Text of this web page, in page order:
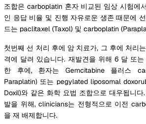
조합은 carboplatin 혼자 비교된 임상 시험에
인 응답 비율 및 진행 자유로운 생존 때문에
드는 paclitaxel (Taxol) 및 carboplatin
첫번째 선 처리 후에 암 치료가, 그 후에 처리
격에 달려 있습니다. 재발견을 위해 6 달 또
한 후에, 환자는 Gemcitabine 플러스
Paraplatin) 또는 pegylated liposomal
Doxil)와 같은 화학 요법 조합으로 대우됩니
발을 위해, clinicians는 전형적으로 이전
을 재 배제합니다.